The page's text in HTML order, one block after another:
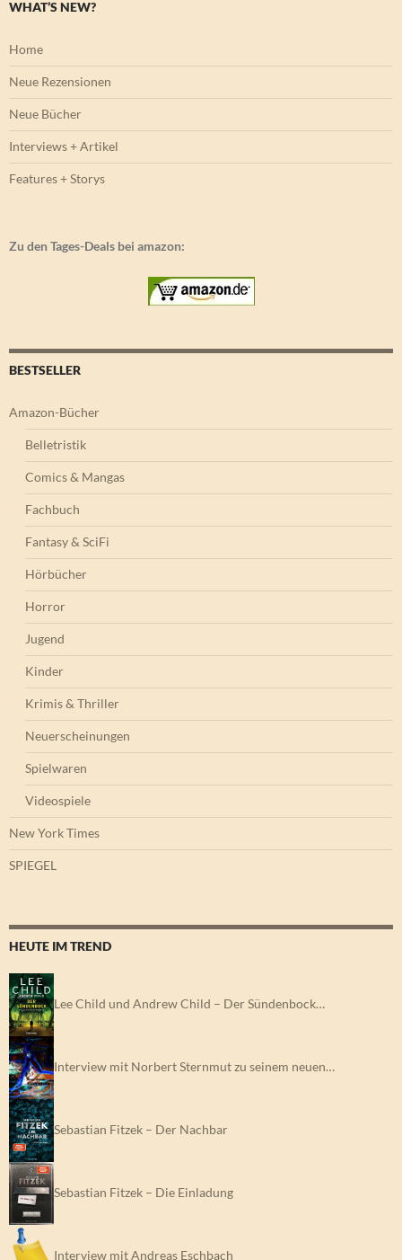
WHAT’S NEW?
Home
Neue Rezensionen
Neue Bücher
Interviews + Artikel
Features + Storys
Zu den Tages-Deals bei amazon:
BESTSELLER
Amazon-Bücher
Belletristik
Comics & Mangas
Fachbuch
Fantasy & SciFi
Hörbücher
Horror
Jugend
Kinder
Krimis & Thriller
Neuerscheinungen
Spielwaren
Videospiele
New York Times
SPIEGEL
HEUTE IM TREND
Lee Child und Andrew Child – Der Sündenbock…
Interview mit Norbert Sternmut zu seinem neuen…
Sebastian Fitzek – Der Nachbar
Sebastian Fitzek – Die Einladung
Interview mit Andreas Eschbach